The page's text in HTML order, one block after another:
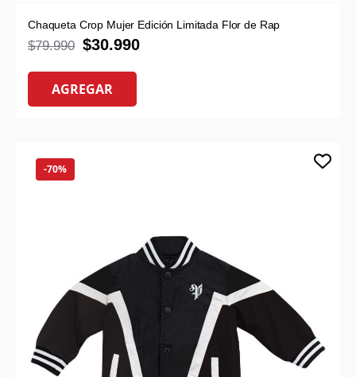
Chaqueta Crop Mujer Edición Limitada Flor de Rap
$79.990 $30.990
AGREGAR
-70%